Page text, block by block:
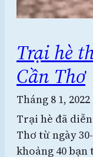
Trại hè
Cần Thơ
Tháng 8 1, 2022
Trại hè đã
Thơ từ ngày
khoảng 40